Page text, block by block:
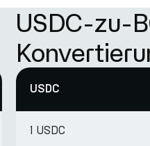
USDC-zu-
USDC
1 USDC